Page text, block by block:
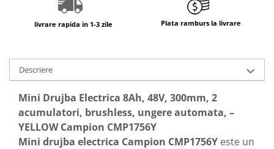
livrare rapida in 1-3 zile Plata ramburs la livrare
Descriere
Mini Drujba Electrica 8Ah, 48V, 300mm, 2
acumulatori, brushless, ungere automata, –
YELLOW Campion CMP1756Y
Mini drujba electrica Campion CMP1756Y este un